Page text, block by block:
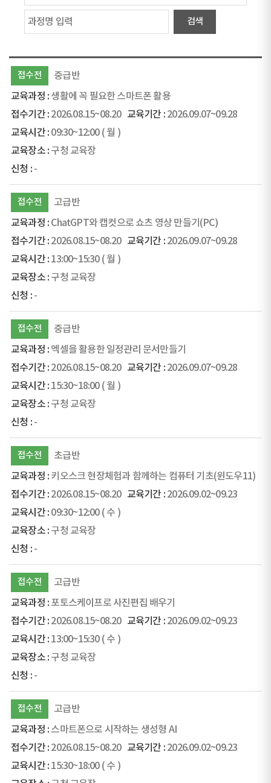
접수전
중급반
생활에 꼭 필요한 스마트폰 활용
2026.08.15~08.20
2026.09.07~09.28
09:30~12:00( 월 )
구청 교육장
-
접수전
고급반
ChatGPT와 캡컷으로 쇼츠 영상 만들기(PC)
2026.08.15~08.20
2026.09.07~09.28
13:00~15:30( 월 )
구청 교육장
-
접수전
중급반
엑셀을 활용한 일정관리 문서만들기
2026.08.15~08.20
2026.09.07~09.28
15:30~18:00( 월 )
구청 교육장
-
접수전
초급반
키오스크 현장체험과 함께하는 컴퓨터 기초(윈도우11)
2026.08.15~08.20
2026.09.02~09.23
09:30~12:00( 수 )
구청 교육장
-
접수전
고급반
포토스케이프로 사진편집 배우기
2026.08.15~08.20
2026.09.02~09.23
13:00~15:30( 수 )
구청 교육장
-
접수전
고급반
스마트폰으로 시작하는 생성형 AI
2026.08.15~08.20
2026.09.02~09.23
15:30~18:00( 수 )